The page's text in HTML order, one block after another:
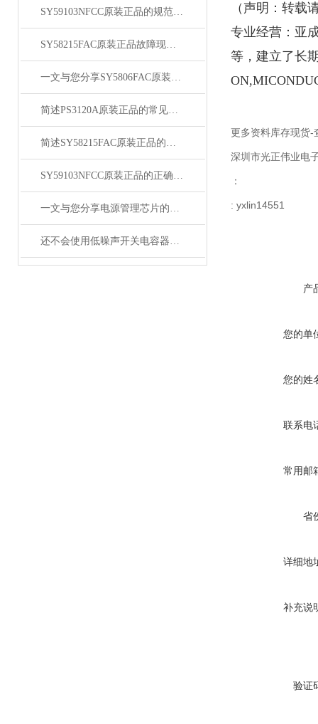
SY59103NFCC原装正品的规范存放管理体系介绍
SY58215FAC原装正品故障现象相应的解决方法介绍
一文与您分享SY5806FAC原装正品的常见问题相应解决方法
简述PS3120A原装正品的常见故障相应解决方法
简述SY58215FAC原装正品的正确安装方法
SY59103NFCC原装正品的正确维护保养方法分享
一文与您分享电源管理芯片的维护保养方法
还不会使用低噪声开关电容器？进来看
（ 声明：转载
专业经营：亚
等，建立了长
更多资料库存现货-
深圳市光正伟业电
：
: yxlin14551
产
您的单
您的姓
联系电
常用邮
省
详细地
补充说
验证